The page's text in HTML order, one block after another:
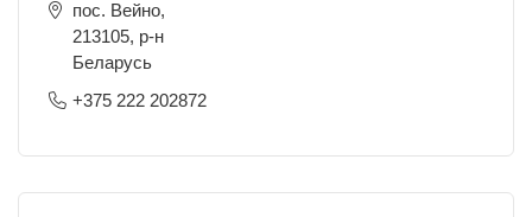
пос. Вейно,
213105, р-н
Беларусь
+375 222 202872